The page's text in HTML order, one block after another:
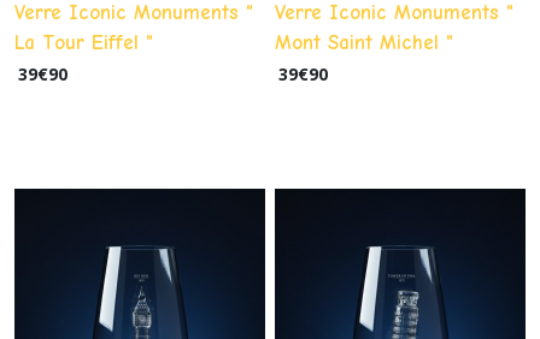
Verre Iconic Monuments "
La Tour Eiffel "
39€90
Verre Iconic Monuments "
Mont Saint Michel "
39€90